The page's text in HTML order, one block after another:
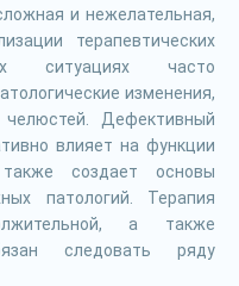
и нежелательная,
терапевтических
ситуациях часто
изменения,
Дефективный
влияет на функции
создает основы
патологий. Терапия
а также
следовать ряду